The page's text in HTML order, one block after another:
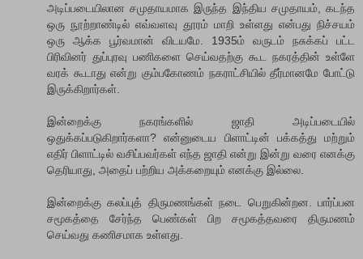
அடிப்படையிலான சமுதாயமாக இருந்த இந்திய சமுதாயம், கடந்த
ஒரு நூற்றாண்டில் எவ்வளவு தூரம் மாறி உள்ளது என்பது நிச்சயம்
ஒரு ஆக்க பூர்வமான் விடயமே. 1935ம் வருடம் நசுக்கப் பட்ட
பிரிவினர் துப்புரவு பணிகளை செய்வதற்கு கூட நகரத்தின் உள்ளே
வரக் கூடாது என்று கும்பகோணம் நகராட்சியில் தீர்மானமே போட்டு
இருக்கிறார்கள்.
இன்றைக்கு நகரங்களில் ஜாதி அடிப்படையில்
ஒதுக்கப்படுகிறார்களா? என்னுடைய பிளாட்டின் பக்கத்து மற்றும்
எதிர் பிளாட்டில் வசிப்பவர்கள் எந்த ஜாதி என்று இன்று வரை எனக்கு
தெரியாது, அதைப் பற்றிய அக்கறையும் எனக்கு இல்லை.
இன்றைக்கு கலப்புத் திருமணங்கள் நடை பெறுகின்றன. பார்ப்பன
சமூகத்தை சேர்ந்த பெண்கள் பிற சமூகத்தவரை திருமணம்
செய்வது கணிசமாக உள்ளது.